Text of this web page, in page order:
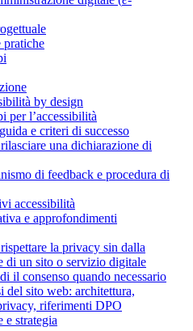
pratiche
by design
per l’accessibilità
e criteri di successo
una dichiarazione di
di feedback e procedura di
accessibilità
e approfondimenti
la privacy sin dalla
di un sito o servizio digitale
il consenso quando necessario
del sito web: architettura,
riferimenti DPO
e strategia